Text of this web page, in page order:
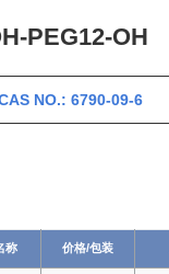
PEG12-OH
NO.: 6790-09-6
称 价格/包装